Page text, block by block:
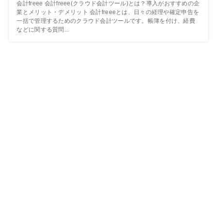
会計freee 会計freee(クラウド会計ツール)とは？導入がおすすめの企
業とメリット・デメリット 会計freeeとは、日々の経理や確定申告を
一括で管理するためのクラウド会計ツールです。帳簿を付け、経費
などに関する質問...